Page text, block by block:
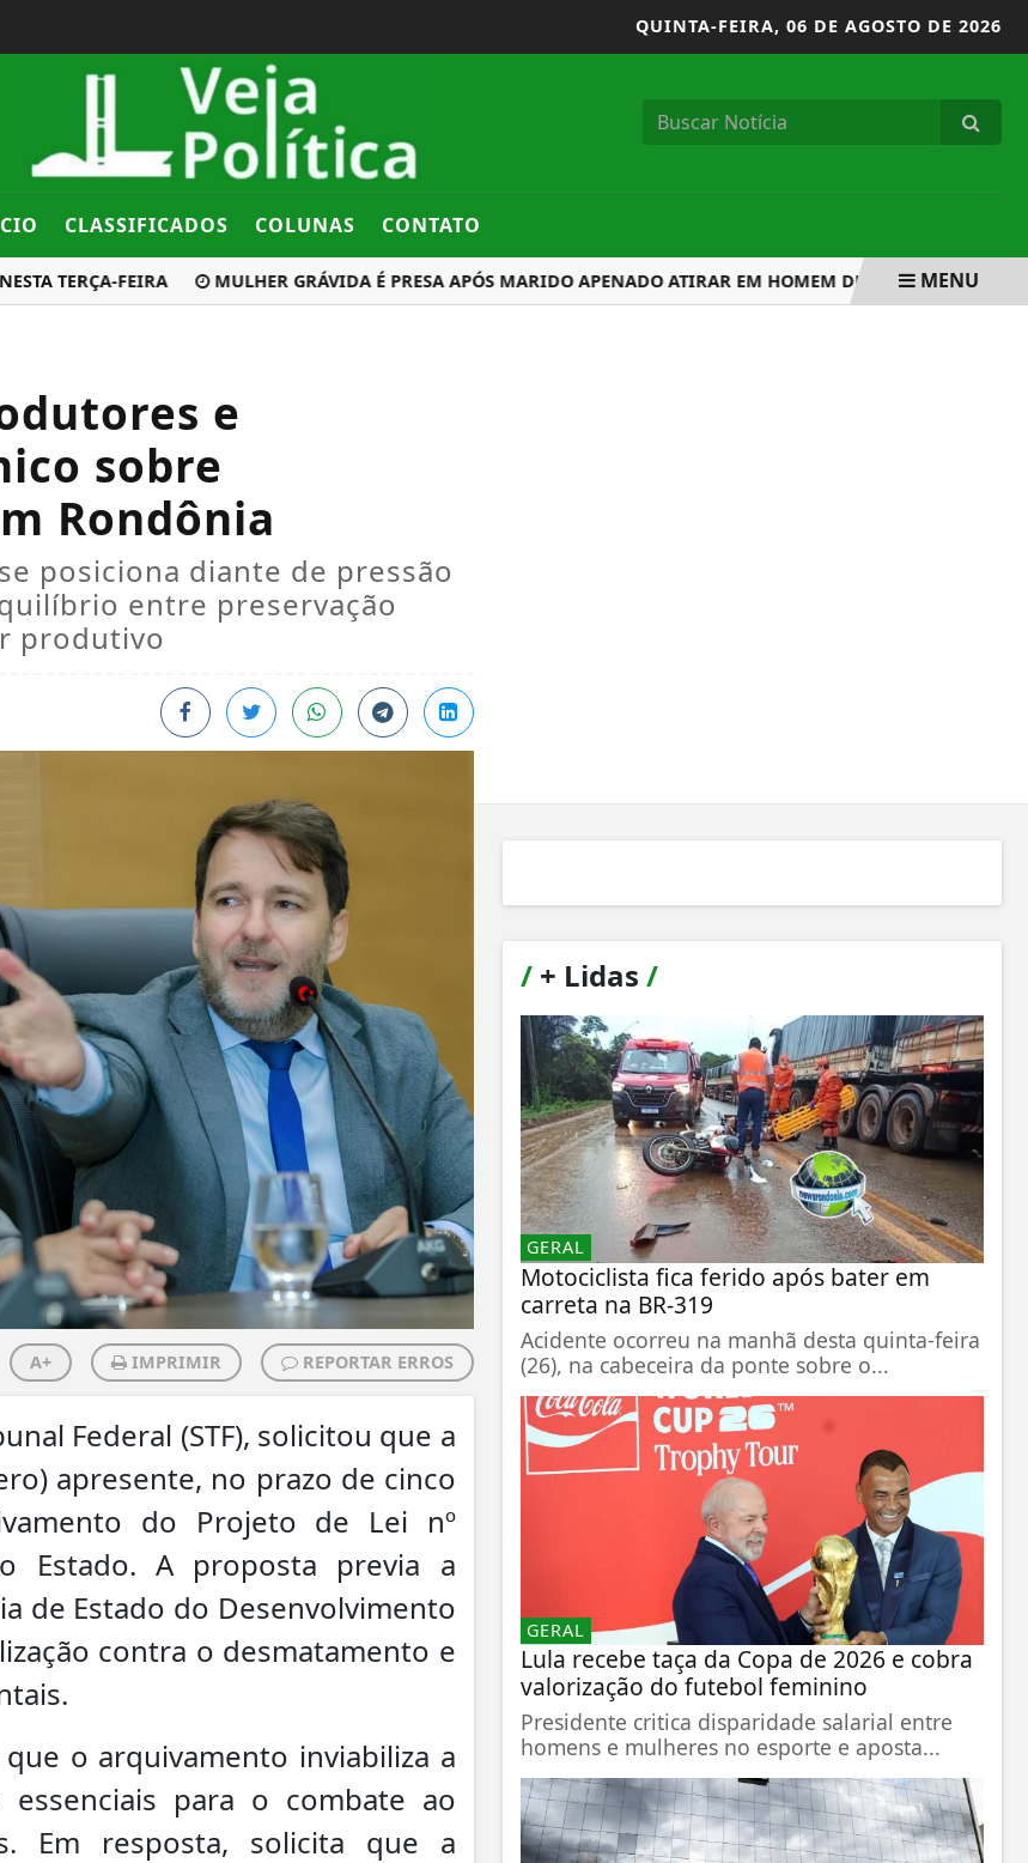
QUINTA-FEIRA, 06 DE AGOSTO DE 2026
CLASSIFICADOS COLUNAS CONTATO
TERÇA-FEIRA MULHER GRÁVIDA É PRESA APÓS MARIDO APENADO ATIRAR EM HOMEM DURANTE ASSALTO NA
MENU
e
sobre
Rondônia
posiciona diante de pressão
entre preservação
produtivo
A+ IMPRIMIR REPORTAR ERROS
Federal (STF), solicitou que a
apresente, no prazo de cinco
do Projeto de Lei nº
Estado. A proposta previa a
de Estado do Desenvolvimento
contra o desmatamento e
o arquivamento inviabiliza a
essenciais para o combate ao
Em resposta, solicita que a
/+ Lidas /
GERAL
Motociclista fica ferido após bater em
carreta na BR-319
Acidente ocorreu na manhã desta quinta-feira
(26), na cabeceira da ponte sobre o...
GERAL
Lula recebe taça da Copa de 2026 e cobra
valorização do futebol feminino
Presidente critica disparidade salarial entre
homens e mulheres no esporte e aposta...